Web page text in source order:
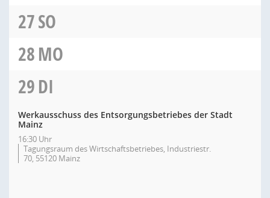
27SO
28MO
29DI
Werkausschuss des Entsorgungsbetriebes der Stadt
Mainz
16:30 Uhr
Tagungsraum des Wirtschaftsbetriebes, Industriestr.
70, 55120 Mainz